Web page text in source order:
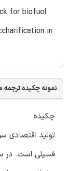
for biofuel
in
نمونه چکیده ترجمه
چکیده
تولید اقتصادی
فسیلی است. در